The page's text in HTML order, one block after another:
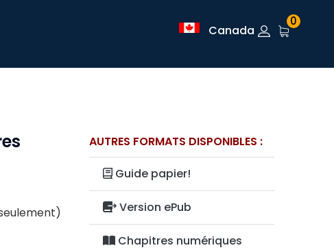
Canada
0
AUTRES FORMATS DISPONIBLES :
Guide papier!
Version ePub
Chapitres numériques